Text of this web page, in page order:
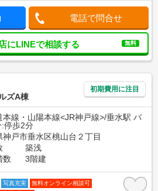
電話で問合せ
にLINEで相談する 無料
ズA棟
初期費用に注目
本線・山陽本線<JR神戸線>/垂水駅 バ
:停歩2分
神戸市垂水区桃山台２丁目
築浅
数
3階建
写真充実 無料オンライン相談可